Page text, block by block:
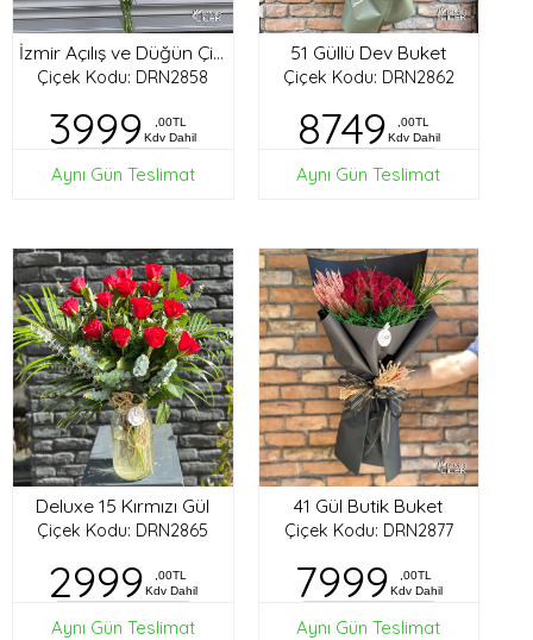
İzmir Açılış ve Düğün Çiçekleri
Çiçek Kodu: DRN2858
3999
,00TL
Kdv Dahil
Aynı Gün Teslimat
51 Güllü Dev Buket
Çiçek Kodu: DRN2862
8749
,00TL
Kdv Dahil
Aynı Gün Teslimat
Deluxe 15 Kırmızı Gül
Çiçek Kodu: DRN2865
2999
,00TL
Kdv Dahil
Aynı Gün Teslimat
41 Gül Butik Buket
Çiçek Kodu: DRN2877
7999
,00TL
Kdv Dahil
Aynı Gün Teslimat